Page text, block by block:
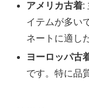
アメリカ古着:
イテムが多い
ネートに適し
ヨーロッパ古
です。特に品